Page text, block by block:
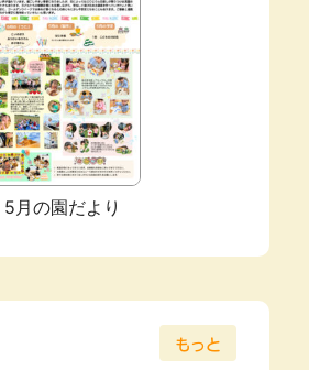
5月の園だより
もっと